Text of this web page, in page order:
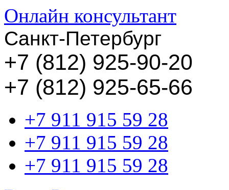
Онлайн консультант
Санкт-Петербург
+7 (812) 925-90-20
+7 (812) 925-65-66
+7 911 915 59 28
+7 911 915 59 28
+7 911 915 59 28